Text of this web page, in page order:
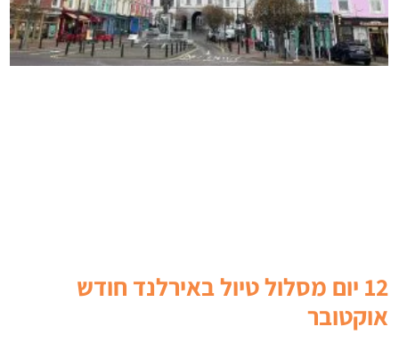
12 יום מסלול טיול באירלנד חודש
אוקטובר